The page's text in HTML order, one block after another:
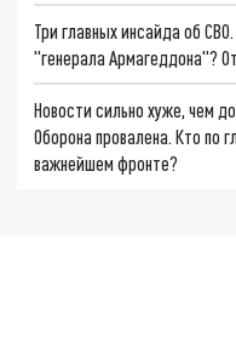
Три главных инсайда об
"генерала Армагеддона"?
Новости сильно хуже, чем
Оборона провалена. Кто по
важнейшем фронте?